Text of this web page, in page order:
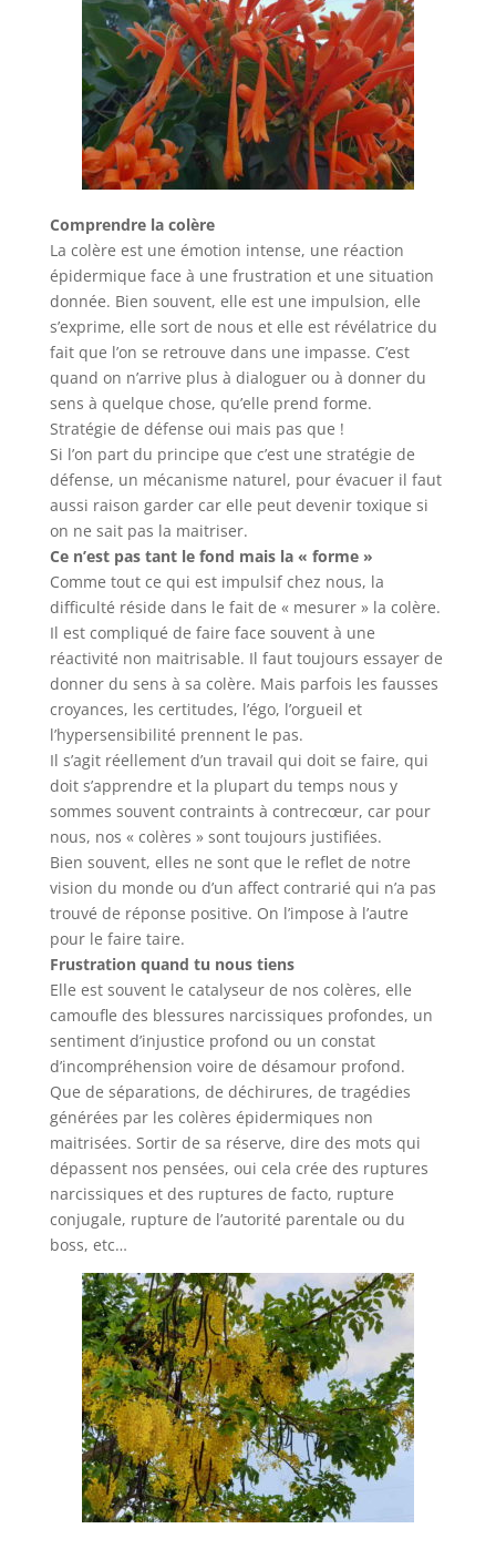
Comprendre la colère
La colère est une émotion intense, une réaction
épidermique face à une frustration et une situation
donnée. Bien souvent, elle est une impulsion, elle
s’exprime, elle sort de nous et elle est révélatrice du
fait que l’on se retrouve dans une impasse. C’est
quand on n’arrive plus à dialoguer ou à donner du
sens à quelque chose, qu’elle prend forme.
Stratégie de défense oui mais pas que !
Si l’on part du principe que c’est une stratégie de
défense, un mécanisme naturel, pour évacuer il faut
aussi raison garder car elle peut devenir toxique si
on ne sait pas la maitriser.
Ce n’est pas tant le fond mais la « forme »
Comme tout ce qui est impulsif chez nous, la
difficulté réside dans le fait de « mesurer » la colère.
Il est compliqué de faire face souvent à une
réactivité non maitrisable. Il faut toujours essayer de
donner du sens à sa colère. Mais parfois les fausses
croyances, les certitudes, l’égo, l’orgueil et
l’hypersensibilité prennent le pas.
Il s’agit réellement d’un travail qui doit se faire, qui
doit s’apprendre et la plupart du temps nous y
sommes souvent contraints à contrecœur, car pour
nous, nos « colères » sont toujours justifiées.
Bien souvent, elles ne sont que le reflet de notre
vision du monde ou d’un affect contrarié qui n’a pas
trouvé de réponse positive. On l’impose à l’autre
pour le faire taire.
Frustration quand tu nous tiens
Elle est souvent le catalyseur de nos colères, elle
camoufle des blessures narcissiques profondes, un
sentiment d’injustice profond ou un constat
d’incompréhension voire de désamour profond.
Que de séparations, de déchirures, de tragédies
générées par les colères épidermiques non
maitrisées. Sortir de sa réserve, dire des mots qui
dépassent nos pensées, oui cela crée des ruptures
narcissiques et des ruptures de facto, rupture
conjugale, rupture de l’autorité parentale ou du
boss, etc…